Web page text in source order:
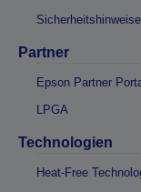
Sicherheitshinweise
Partner
Epson Partner
LPGA
Technologien
Heat-Free